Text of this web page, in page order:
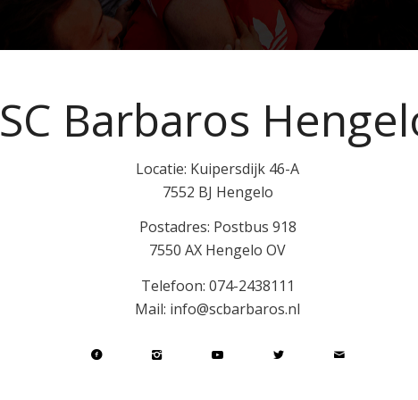
SC Barbaros
Locatie: Kuipersdijk 46-A
7552 BJ Hengelo
Postadres: Postbus 918
7550 AX Hengelo OV
Telefoon: 074-2438111
Mail: info@scbarbaros.nl